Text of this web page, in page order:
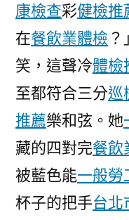
康檢查彩健檢推
在餐飲業體檢
笑，這聲冷體檢
至都符合三分巡
推薦樂和弦。她
藏的四對完餐飲
被藍色能一般勞
杯子的把手台北